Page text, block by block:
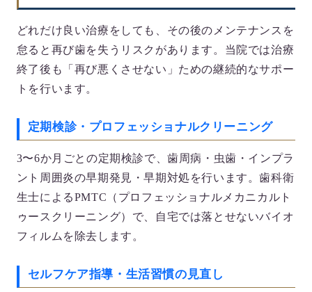
どれだけ良い治療をしても、その後のメンテナンスを
怠ると再び歯を失うリスクがあります。当院では治療
終了後も
「再び悪くさせない」 ための継続的なサポー
トを行います。
定期検診・プロフェッショナルクリーニング
3〜6か月ごとの定期検診で、歯周病・虫歯・インプラ
ント周囲炎の早期発見・早期対処を行います。歯科衛
生士によるPMTC（プロフェッショナルメカニカルト
ゥースクリーニング）で、自宅では落とせないバイオ
フィルムを除去します。
セルフケア指導・生活習慣の見直し